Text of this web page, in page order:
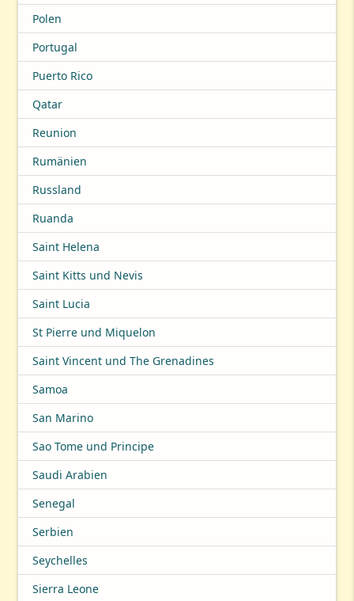
Polen
Portugal
Puerto Rico
Qatar
Reunion
Rumänien
Russland
Ruanda
Saint Helena
Saint Kitts und Nevis
Saint Lucia
St Pierre und Miquelon
Saint Vincent und The Grenadines
Samoa
San Marino
Sao Tome und Principe
Saudi Arabien
Senegal
Serbien
Seychelles
Sierra Leone